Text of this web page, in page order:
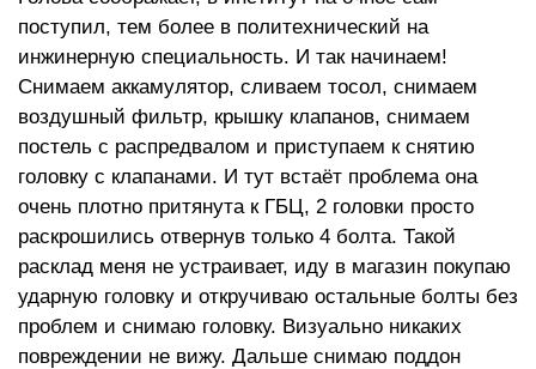
поступил, тем более в политехнический на
инжинерную специальность. И так начинаем!
Снимаем аккамулятор, сливаем тосол, снимаем
воздушный фильтр, крышку клапанов, снимаем
постель с распредвалом и приступаем к снятию
головку с клапанами. И тут встаёт проблема она
очень плотно притянута к ГБЦ, 2 головки просто
раскрошились отвернув только 4 болта. Такой
расклад меня не устраивает, иду в магазин покупаю
ударную головку и откручиваю остальные болты без
проблем и снимаю головку. Визуально никаких
повреждении не вижу. Дальше снимаю поддон